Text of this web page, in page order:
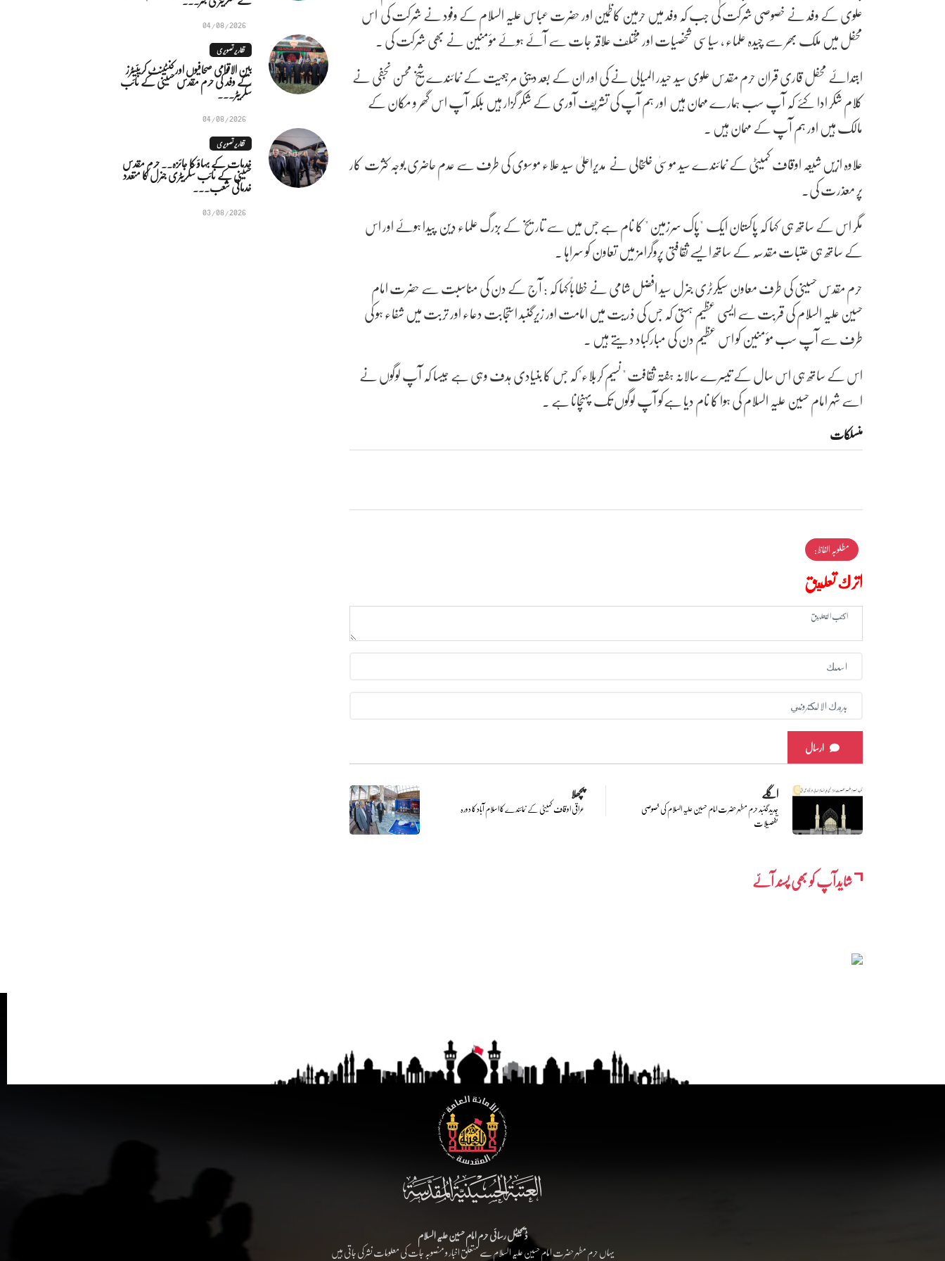
علوی کے وفد نے خصوصی شرکت کی جب کہ وفد میں حرمین کاظمین اور حضرت عباس علیہ السلام کے وفود نے شرکت کی اس
محفل میں ملک بھر سے چیدہ علماء ، سیاسی شخصیات اور مختلف علاقہ جات سے آئے ہوئے مؤمنین نے بھی شرکت کی ۔
ابتدائے محفل قاری قران حرم مقدس علوی سید حیدر المیالی نے کی اور ان کے بعد دینی مرجعیت کے نمائندے شیخ محسن نجفی نے
کلام شکر ادا کئے کہ آپ سب ہمارے مہمان ہیں اور ہم آپ کی تشریف آوری کے شکر گزار ہیں بلکہ آپ اس گھر و مکان کے
مالک ہیں اور ہم آپ کے مہمان ہیں ۔
علاوہ ازیں شیعہ اوقاف کمیٹی کے نمائندے سید موسیٰ خلخالی نے مدیراعلیٰ سید علاء موسوی کی طرف سے عدم حاضری بوجہ کثرت کار
پر معذرت کی۔
مگر اس کے ساتھ ہی کہا کہ پاکستان ایک "پاک سرزمین " کا نام ہے جس میں سے تاریخ کے بزرگ علماء دین پیدا ہوئے اور اس
کے ساتھ ہی عتبات مقدسہ کے ساتھ ایسے ثقافتی پروگرامز میں تعاون کو سراہا ۔
حرم مقدس حسینی کی طرف معاون سیکرٹری جنرل سید افضل شامی نے خطاباً کہا کہ : آج کے دن کی مناسبت سے حضرت امام
حسین علیہ السلام کی قربت سے ایسی عظیم ہستی کہ جس کی ذریت میں امامت اور زیرگنبد استجابت دعاء اور تربت میں شفاء ہو کی
طرف سے آپ سب مؤمنین کو اس عظیم دن کی مبارکباد دیتے ہیں ۔
اس کے ساتھ ہی اس سال کے تیسرے سالانہ ہفتہ ثقافت " نسیم کربلاء"کہ جس کا بنیادی ہدف وہی ہے جیسا کہ آپ لوگوں نے
اسے شہر امام حسین علیہ السلام کی ہوا کا نام دیا ہےکو آپ لوگوں تک پہنچانا ہے ۔
منسلکات
مطلوبہ الفاظ :
اترك تعليق
ارسال
پچھلا
عراقی اوقاف کمیٹی کے نمائندے کا اسلام آباد کا دورہ
اگلے
جدیدگنبد حرم مطہر حضرت امام حسین علیہ السلام کی خصوصی
تفصیلات
شایدآپ کو بھی پسند آئے
04/08/2026
تقاریر تصویری
بین الاقوامی صحافیوں اور کنٹینٹ کریئیٹرز
کے وفد کی حرم مقدس حسینی کے نائب
سکریٹر...
04/08/2026
تقاریر تصویری
خدمات کے بہاؤ کا جائزہ.. حرم مقدس
حسینی کے نائب سکریٹری جنرل کا متعدد
خدماتی شعب...
03/08/2026
ڈیجیٹل رسائی حرم امام حسین علیہ السلام
یہاں حرم مطہر حضرت امام حسین علیہ السلام سے متعلق اخبار و منصوبہ جات کی معلومات نشر کی جاتی ہیں